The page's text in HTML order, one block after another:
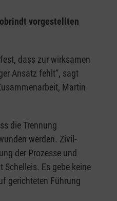
vorgestellten
dass zur wirksamen
Ansatz fehlt“, sagt
Martin
die Trennung
werden. Zivil-
der Prozesse und
Es gebe keine
gerichteten Führung